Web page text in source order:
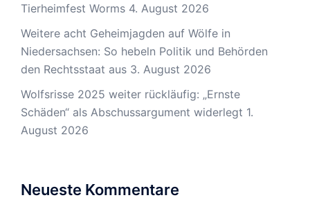
Tierheimfest Worms 4. August 2026
Weitere acht Geheimjagden auf Wölfe in
Niedersachsen: So hebeln Politik und Behörden
den Rechtsstaat aus 3. August 2026
Wolfsrisse 2025 weiter rückläufig: „Ernste
Schäden“ als Abschussargument widerlegt 1.
August 2026
Neueste Kommentare